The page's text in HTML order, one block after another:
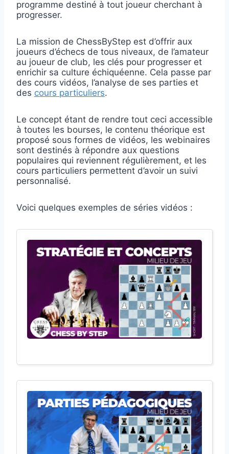
programme destiné à tout joueur cherchant à
progresser.
La mission de ChessByStep est d’offrir aux
joueurs d’échecs de tous niveaux, de l’amateur
au joueur de club, les clés pour progresser et
enrichir sa culture échiquéenne. Cela passe par
des cours vidéos, l’analyse de ses parties et
des cours particuliers.
Le concept étant de rendre tout ceci accessible
à toutes les bourses, le contenu théorique est
proposé sous formes de vidéos, les webinaires
sont destinés à répondre aux questions
populaires qui reviennent régulièrement, et les
cours particuliers permettent d’avoir un suivi
personnalisé.
Voici quelques exemples de séries vidéos :